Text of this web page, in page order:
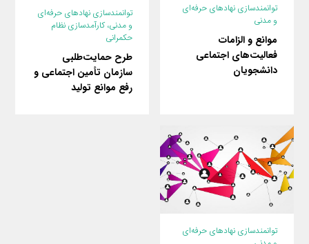
توانمندسازی نهادهای حرفه‌ای
و مدنی
موانع و الزامات
فعالیت‌های اجتماعی
دانشجویان
توانمندسازی نهادهای حرفه‌ای
و مدنی،کارآمدسازی نظام
حکمرانی
طرح حمایت‌طلبی
سازمان تأمین اجتماعی و
رفع موانع تولید
توانمندسازی نهادهای حرفه‌ای